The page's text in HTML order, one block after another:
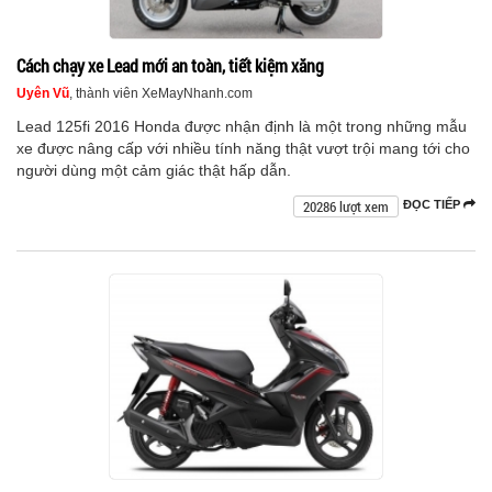
Cách chạy xe Lead mới an toàn, tiết kiệm xăng
Uyên Vũ, thành viên XeMayNhanh.com
Lead 125fi 2016 Honda được nhận định là một trong những mẫu
xe được nâng cấp với nhiều tính năng thật vượt trội mang tới cho
người dùng một cảm giác thật hấp dẫn.
ĐỌC TIẾP
20286 lượt xem